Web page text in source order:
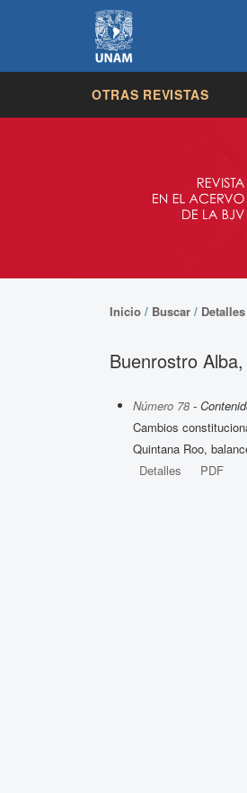
OTRAS REVISTAS
Inicio / Buscar /
Buenrostro
Número 78 -
Cambios
Quintana Roo,
Detalles
PDF